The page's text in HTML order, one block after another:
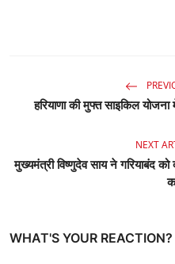
हरियाणा की मुफ्त साइकिल
NEXT
मुख्यमंत्री विष्णुदेव साय ने गरियाबंद
WHAT'S YOUR REACTION?